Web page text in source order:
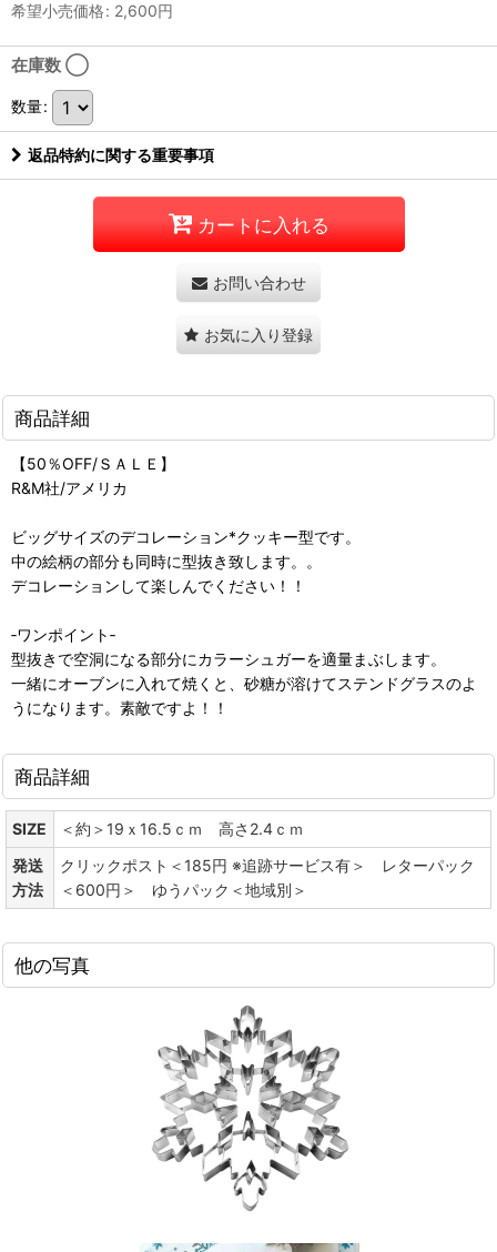
希望小売価格: 2,600円
在庫数 ◯
数量:
返品特約に関する重要事項
カートに入れる
お問い合わせ
お気に入り登録
商品詳細
【50％OFF/ＳＡＬＥ】
R&M社/アメリカ
ビッグサイズのデコレーション*クッキー型です。
中の絵柄の部分も同時に型抜き致します。。
デコレーションして楽しんでください！！
‐ワンポイント‐
型抜きで空洞になる部分にカラーシュガーを適量まぶします。
一緒にオーブンに入れて焼くと、砂糖が溶けてステンドグラスのよ
うになります。素敵ですよ！！
商品詳細
SIZE
＜約＞19ｘ16.5ｃｍ 高さ2.4ｃｍ
発送
方法
クリックポスト＜185円 ※追跡サービス有＞ レターパック
＜600円＞ ゆうパック＜地域別＞
他の写真